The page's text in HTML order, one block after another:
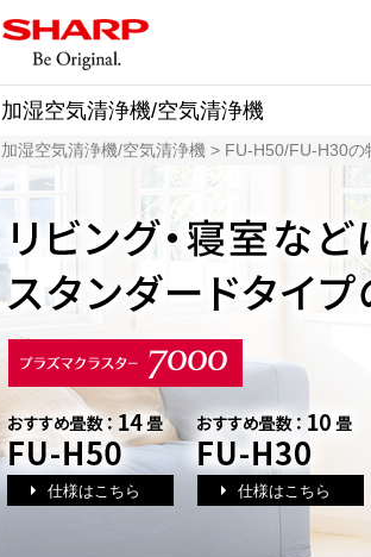
加湿空気清浄機/空気清浄機
加湿空気清浄機/空気清浄機 > FU-H50/FU-H30の
仕様はこちら 仕様はこちら